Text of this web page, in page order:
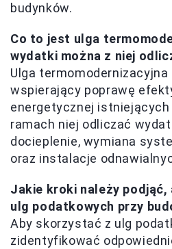
budynków.
Co to jest ulga
wydatki można z niej
Ulga termomodernizacyjna
wspierający poprawę
energetycznej istniejących
ramach niej odliczać
docieplenie, wymiana
oraz instalacje
Jakie kroki należy
ulg podatkowych przy
Aby skorzystać z ulg
zidentyfikować